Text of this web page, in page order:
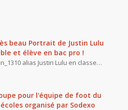
beau Portrait de Justin Lulu
et élève en bac pro !
alias Justin Lulu en classe…
pour l'équipe de foot du
organisé par Sodexo